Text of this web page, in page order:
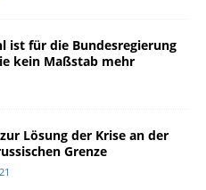
ist für die Bundesregierung
kein Maßstab mehr
Lösung der Krise an der
Grenze